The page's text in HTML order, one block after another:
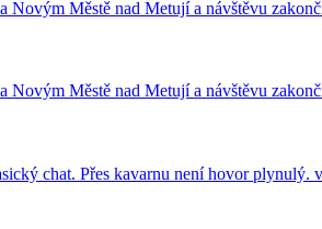
Novým Městě nad Metují a návštěvu
Novým Městě nad Metují a návštěvu
chat. Přes kavarnu není hovor